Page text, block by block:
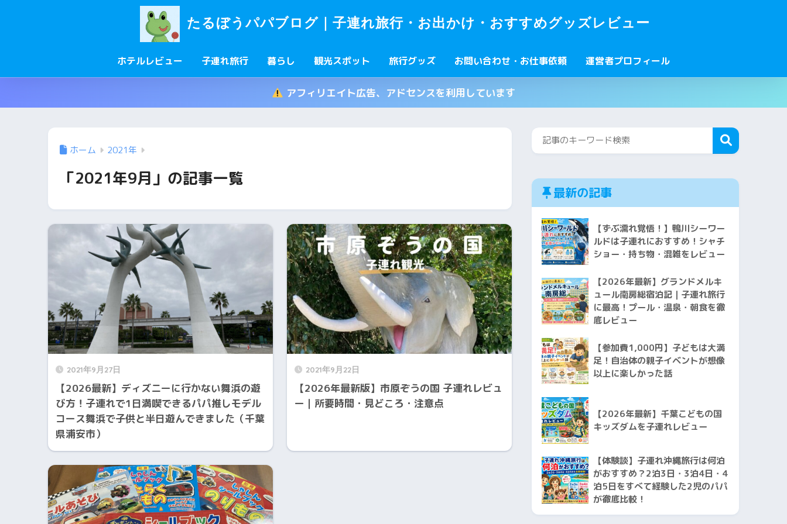
たるぼうパパブログ｜子連れ旅行・お出かけ・おすすめグッズレビュー
ホテルレビュー 子連れ旅行 暮らし 観光スポット 旅行グッズ お問い合わせ・お仕事依頼 運営者プロフィール
アフィリエイト広告、アドセンスを利用しています
ホーム 2021年
「2021年9月」の記事一覧
2021年9月27日
【2026最新】ディズニーに行かない舞浜の遊
び方！子連れで1日満喫できるパパ推しモデル
コース舞浜で子供と半日遊んできました（千葉
県浦安市）
2021年9月22日
【2026年最新版】市原ぞうの国 子連れレビュ
ー｜所要時間・見どころ・注意点
最新の記事
【ずぶ濡れ覚悟！】鴨川シーワー
ルドは子連れにおすすめ！シャチ
ショー・持ち物・混雑をレビュー
【2026年最新】グランドメルキ
ュール南房総宿泊記｜子連れ旅行
に最高！プール・温泉・朝食を徹
底レビュー
【参加費1,000円】子どもは大満
足！自治体の親子イベントが想像
以上に楽しかった話
【2026年最新】千葉こどもの国
キッズダムを子連れレビュー
【体験談】子連れ沖縄旅行は何泊
がおすすめ？2泊3日・3泊4日・4
泊5日をすべて経験した2児のパパ
が徹底比較！